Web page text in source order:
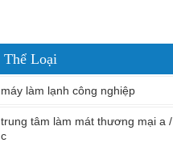
Thể Loại
máy làm lạnh công nghiệp
trung tâm làm mát thương mại a /
c